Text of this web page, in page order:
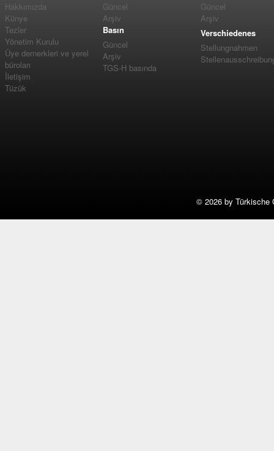
Hakkımızda
Künye
Tezler
Yönetim Kurulu
Üye dernerkleri ve yerel
büroları
İletişim
Tüzük
Güncel
Arşiv
Basın
Güncel
Arşiv
TGS-H basında
Güncel
Arşiv
Verschiedenes
Stellungnahmen
© 2026 by Türkische